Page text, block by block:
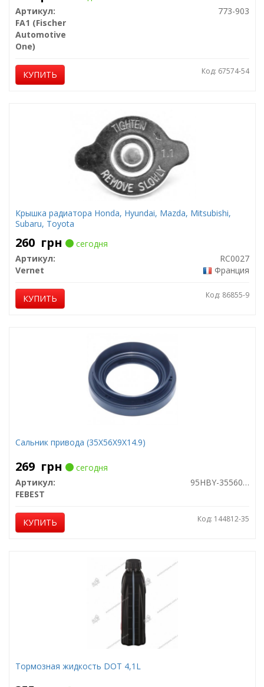
Артикул:
773-903
FA1 (Fischer
Automotive
One)
КУПИТЬ Код: 67574-54
Крышка радиатора Honda, Hyundai, Mazda, Mitsubishi,
Subaru, Toyota
260 грн
сегодня
Артикул:
RC0027
Vernet
Франция
КУПИТЬ Код: 86855-9
Сальник привода (35X56X9X14.9)
269 грн
сегодня
Артикул:
95HBY-35560915C
FEBEST
КУПИТЬ Код: 144812-35
Тормозная жидкость DOT 4,1L